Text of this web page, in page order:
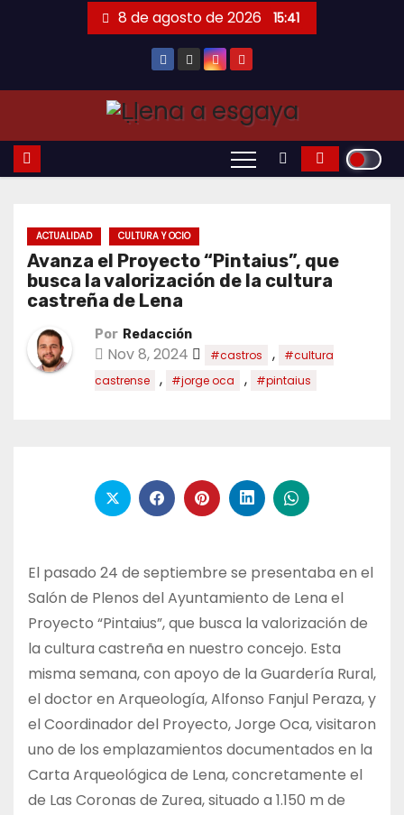
8 de agosto de 2026 15:41
ACTUALIDAD CULTURA Y OCIO
Avanza el Proyecto “Pintaius”, que
busca la valorización de la cultura
castreña de Lena
Por Redacción
Nov 8, 2024 #castros ,
#cultura
castrense
, #jorge oca , #pintaius
El pasado 24 de septiembre se presentaba en el
Salón de Plenos del Ayuntamiento de Lena el
Proyecto “Pintaius”, que busca la valorización de
la cultura castreña en nuestro concejo. Esta
misma semana, con apoyo de la Guardería Rural,
el doctor en Arqueología, Alfonso Fanjul Peraza, y
el Coordinador del Proyecto, Jorge Oca, visitaron
uno de los emplazamientos documentados en la
Carta Arqueológica de Lena, concretamente el
de Las Coronas de Zurea, situado a 1.150 m de